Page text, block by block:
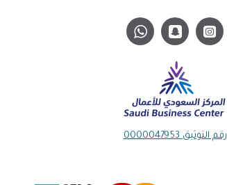
رقم التوثيق 0000047953